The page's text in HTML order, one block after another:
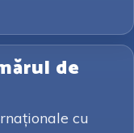
de
cu